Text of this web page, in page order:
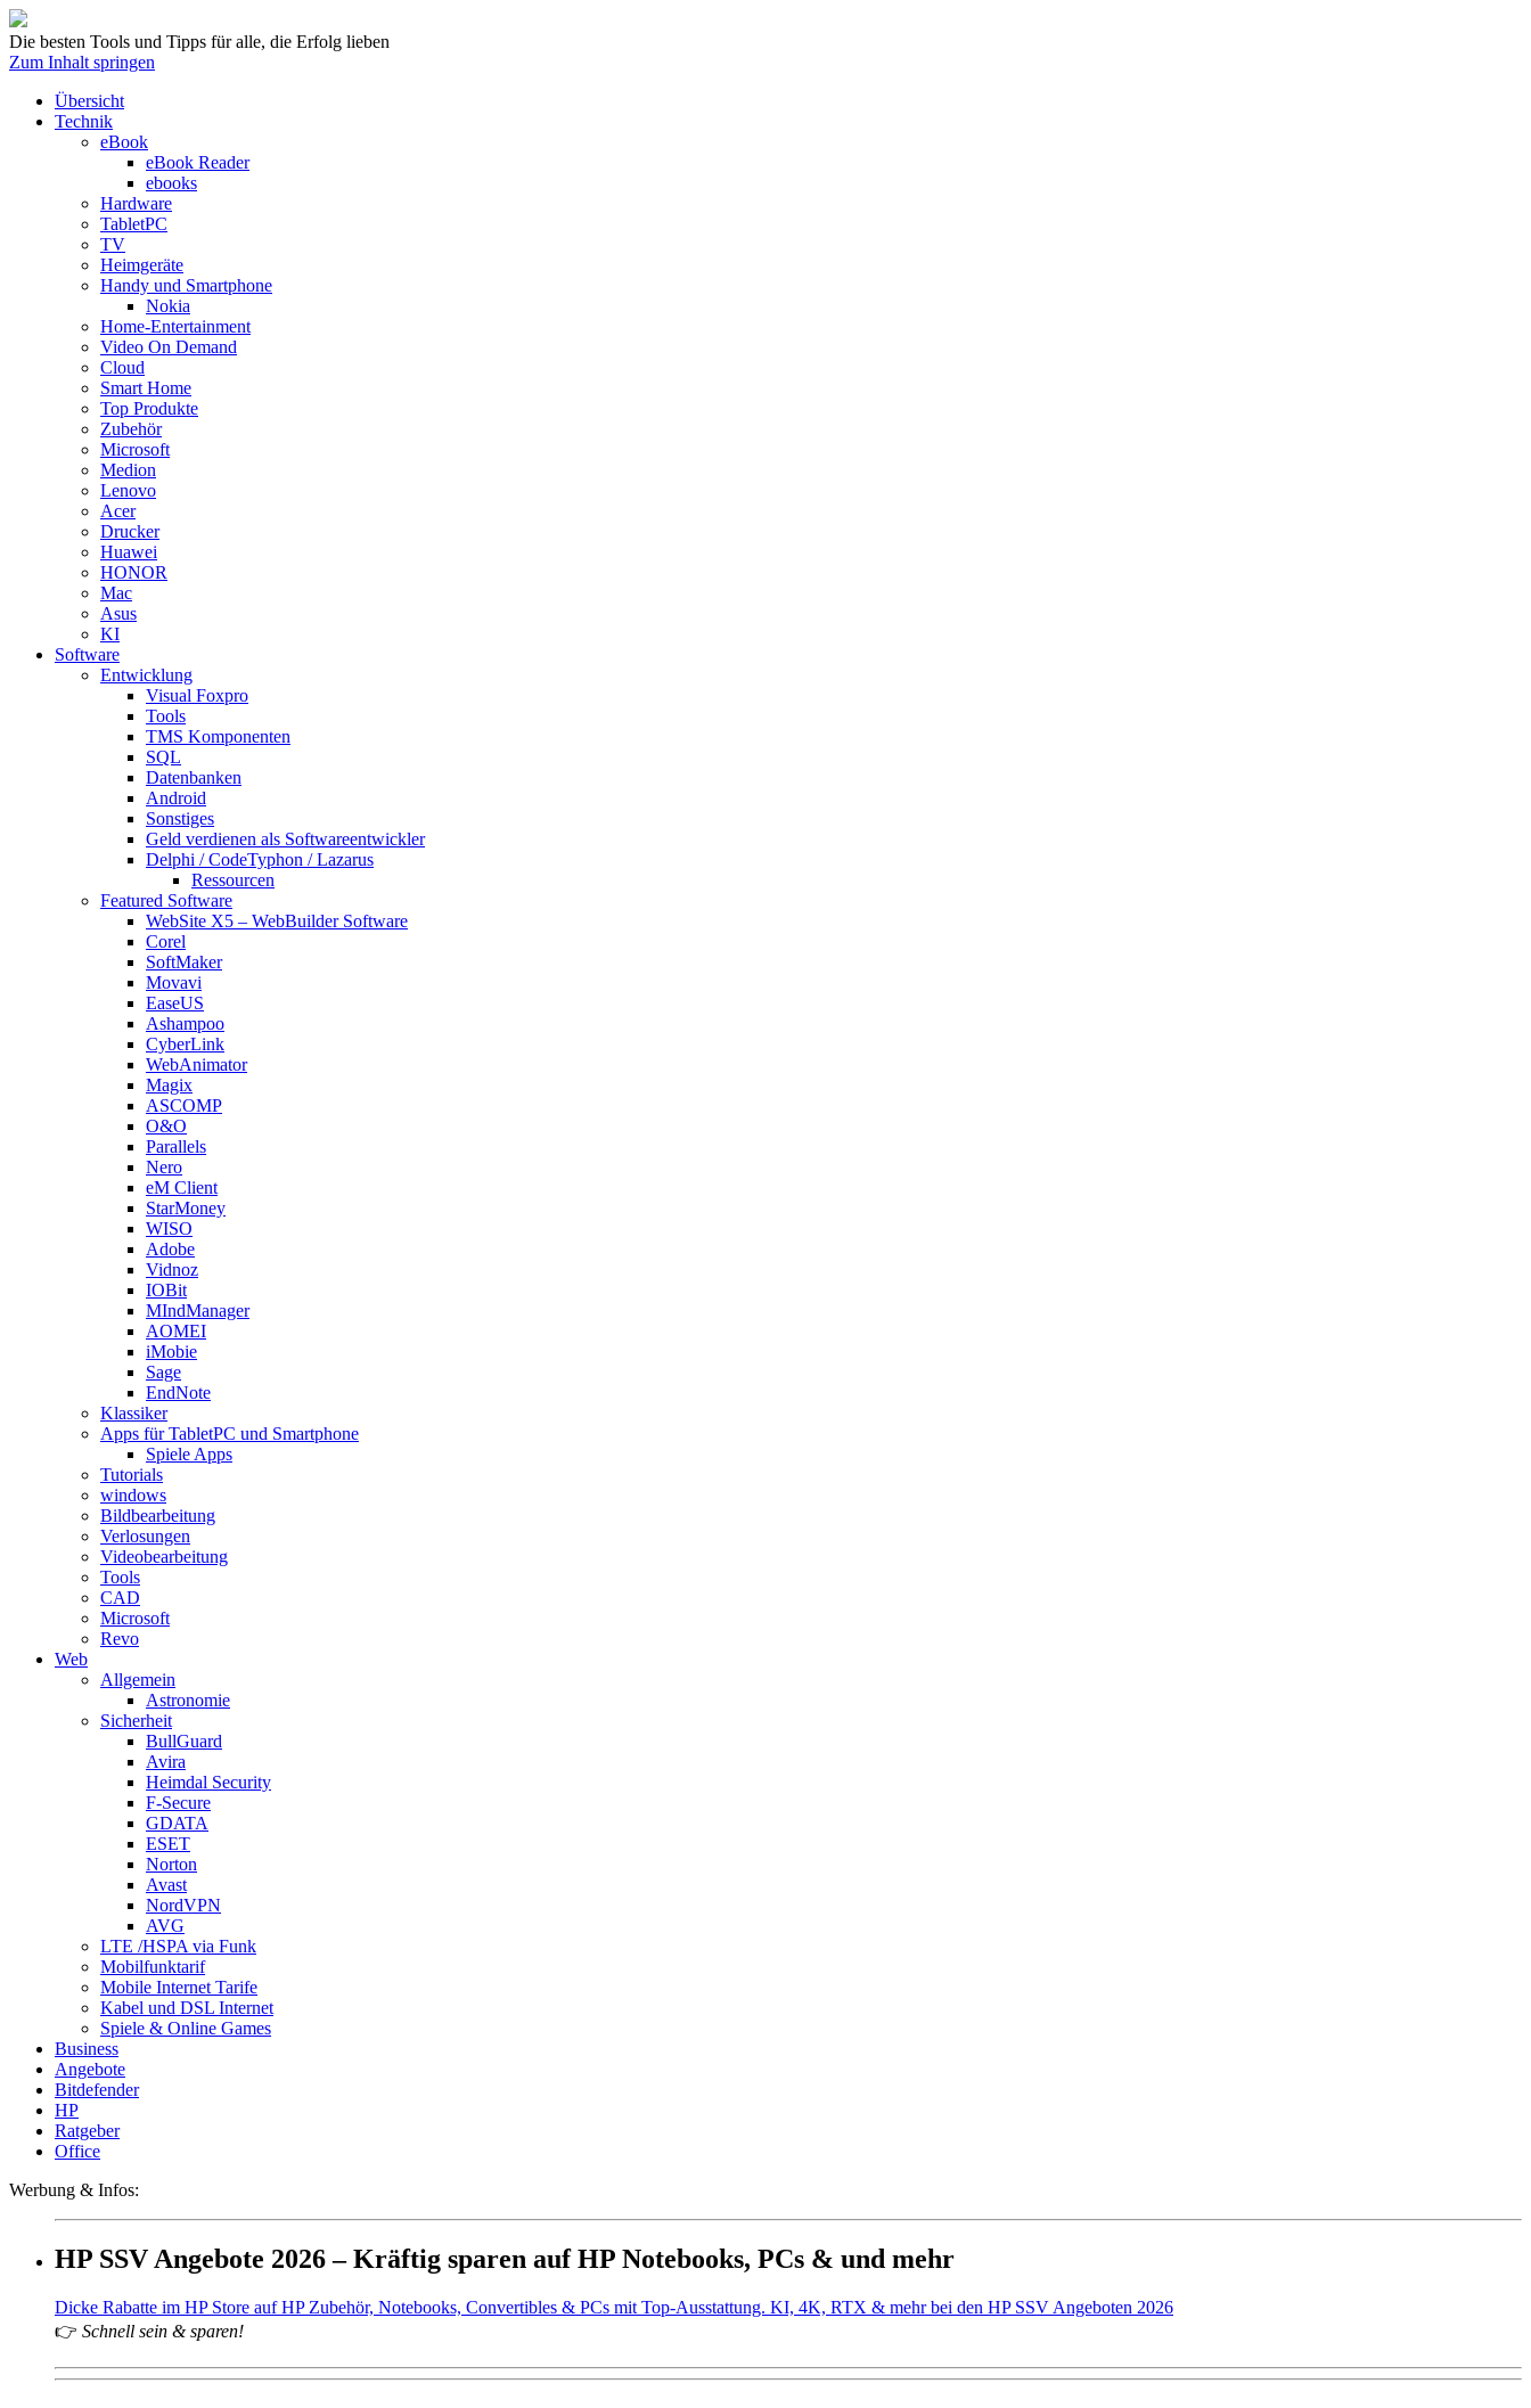
Die besten Tools und Tipps für alle, die Erfolg lieben
Zum Inhalt springen
Übersicht
Technik
eBook
eBook Reader
ebooks
Hardware
TabletPC
TV
Heimgeräte
Handy und Smartphone
Nokia
Home-Entertainment
Video On Demand
Cloud
Smart Home
Top Produkte
Zubehör
Microsoft
Medion
Lenovo
Acer
Drucker
Huawei
HONOR
Mac
Asus
KI
Software
Entwicklung
Visual Foxpro
Tools
TMS Komponenten
SQL
Datenbanken
Android
Sonstiges
Geld verdienen als Softwareentwickler
Delphi / CodeTyphon / Lazarus
Ressourcen
Featured Software
WebSite X5 – WebBuilder Software
Corel
SoftMaker
Movavi
EaseUS
Ashampoo
CyberLink
WebAnimator
Magix
ASCOMP
O&O
Parallels
Nero
eM Client
StarMoney
WISO
Adobe
Vidnoz
IOBit
MIndManager
AOMEI
iMobie
Sage
EndNote
Klassiker
Apps für TabletPC und Smartphone
Spiele Apps
Tutorials
windows
Bildbearbeitung
Verlosungen
Videobearbeitung
Tools
CAD
Microsoft
Revo
Web
Allgemein
Astronomie
Sicherheit
BullGuard
Avira
Heimdal Security
F-Secure
GDATA
ESET
Norton
Avast
NordVPN
AVG
LTE /HSPA via Funk
Mobilfunktarif
Mobile Internet Tarife
Kabel und DSL Internet
Spiele & Online Games
Business
Angebote
Bitdefender
HP
Ratgeber
Office
Werbung & Infos:
HP SSV Angebote 2026 – Kräftig sparen auf HP Notebooks, PCs & und mehr
Dicke Rabatte im HP Store auf HP Zubehör, Notebooks, Convertibles & PCs mit Top-Ausstattung. KI, 4K, RTX & mehr bei den HP SSV Angeboten 2026
👉 Schnell sein & sparen!